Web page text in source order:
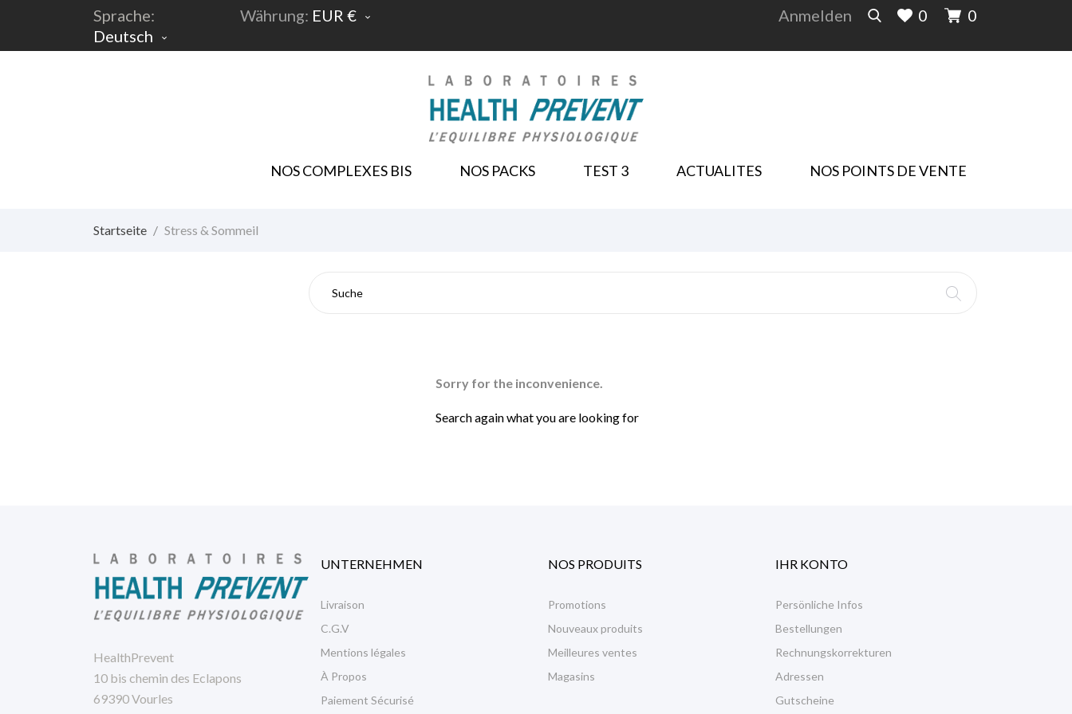
Sprache:
Deutsch

Währung: EUR €  Anmelden 0 0
NOS COMPLEXES BIS NOS PACKS TEST 3 ACTUALITES NOS POINTS DE VENTE
Startseite Stress & Sommeil
Stress & Sommeil
Sorry for the inconvenience.
Search again what you are looking for
HealthPrevent
10 bis chemin des Eclapons
69390 Vourles
UNTERNEHMEN
Livraison
C.G.V
Mentions légales
À Propos
Paiement Sécurisé
NOS PRODUITS
Promotions
Nouveaux produits
Meilleures ventes
Magasins
IHR KONTO
Persönliche Infos
Bestellungen
Rechnungskorrekturen
Adressen
Gutscheine